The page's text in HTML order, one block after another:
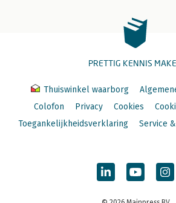
PRETTIG KENNIS
Thuiswinkel waarborg
Colofon
Privacy Cookies
Toegankelijkheidsverklaring
Service